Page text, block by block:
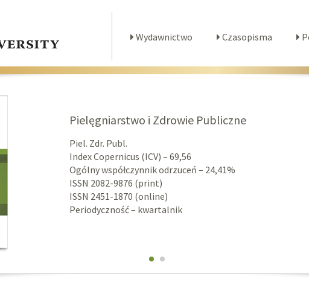
Wydawnictwo Czasopisma
Pielęgniarstwo i Zdrowie Publiczne
Piel. Zdr. Publ.
Index Copernicus (ICV) – 69,56
Ogólny współczynnik odrzuceń – 24,41%
ISSN 2082-9876 (print)
ISSN 2451-1870 (online)
Periodyczność – kwartalnik